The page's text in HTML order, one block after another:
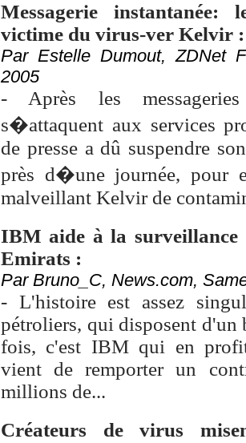
Messagerie instantanée:
victime du virus-ver Kelvir :
Par Estelle Dumout, ZDNet
2005
- Après les
s�attaquent aux services
de presse a dû suspendre
près d�une journée, pour
malveillant Kelvir de
IBM aide à la surveillance
Emirats :
Par Bruno_C, News.com,
- L'histoire est assez
pétroliers, qui disposent d'un
fois, c'est IBM qui en
vient de remporter un
millions de...
Créateurs de virus